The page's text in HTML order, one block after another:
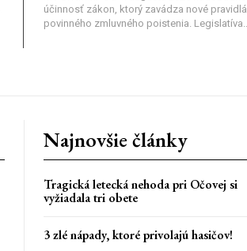
účinnosť zákon, ktorý zavádza nové pravidlá
povinného zmluvného poistenia. Legislatíva...
Najnovšie články
Tragická letecká nehoda pri Očovej si
vyžiadala tri obete
3 zlé nápady, ktoré privolajú hasičov!